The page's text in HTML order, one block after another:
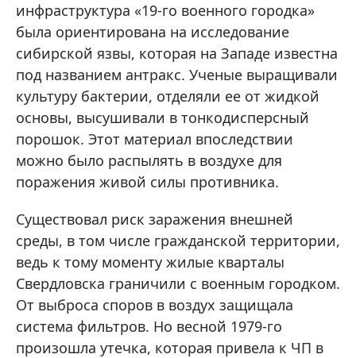
инфраструктура «19-го военного городка»
была ориентирована на исследование
сибирской язвы, которая на Западе известна
под названием антракс. Ученые выращивали
культуру бактерии, отделяли ее от жидкой
основы, высушивали в тонкодисперсный
порошок. Этот материал впоследствии
можно было распылять в воздухе для
поражения живой силы противника.
Существовал риск заражения внешней
среды, в том числе гражданской территории,
ведь к тому моменту жилые кварталы
Свердловска граничили с военным городком.
От выброса споров в воздух защищала
система фильтров. Но весной 1979-го
произошла утечка, которая привела к ЧП в